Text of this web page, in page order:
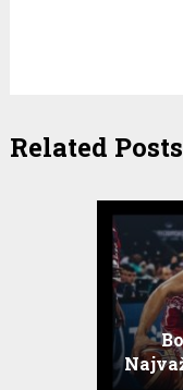
Related Posts